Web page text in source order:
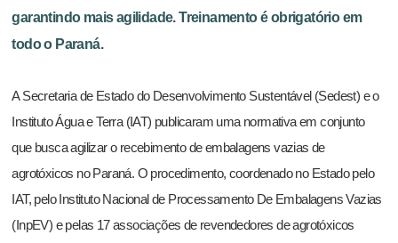
garantindo mais agilidade. Treinamento é obrigatório em
todo o Paraná.
A Secretaria de Estado do Desenvolvimento Sustentável (Sedest) e o
Instituto Água e Terra (IAT) publicaram uma normativa em conjunto
que busca agilizar o recebimento de embalagens vazias de
agrotóxicos no Paraná. O procedimento, coordenado no Estado pelo
IAT, pelo Instituto Nacional de Processamento De Embalagens Vazias
(InpEV) e pelas 17 associações de revendedores de agrotóxicos